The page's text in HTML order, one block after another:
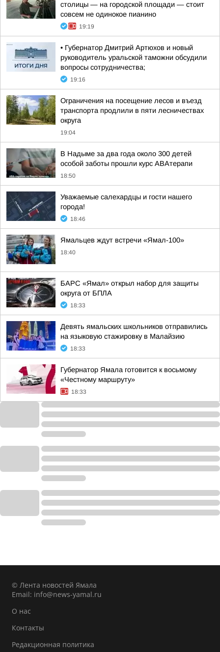
столицы — на городской площади — стоит
совсем не одинокое пианино
19:19
• Губернатор Дмитрий Артюхов и новый
руководитель уральской таможни обсудили
вопросы сотрудничества;
19:16
Ограничения на посещение лесов и въезд
транспорта продлили в пяти лесничествах
округа
19:04
В Надыме за два года около 300 детей
особой заботы прошли курс АВАтерапи
18:50
Уважаемые салехардцы и гости нашего
города!
18:46
Ямальцев ждут встречи «Ямал-100»
18:40
БАРС «Ямал» открыл набор для защиты
округа от БПЛА
18:33
Девять ямальских школьников отправились
на языковую стажировку в Малайзию
18:33
Губернатор Ямала готовится к восьмому
«Честному маршруту»
18:33
© Лента новостей Ямала
Email: info@news-yamal.ru
О нас
Контакты
Редакционная политика